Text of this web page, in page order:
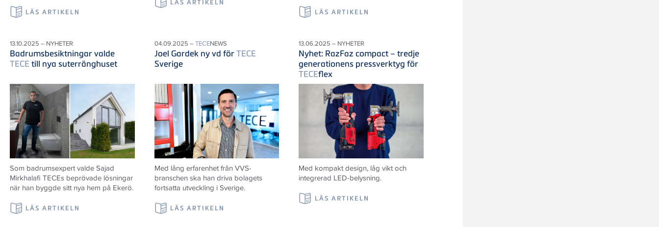
LÄS ARTIKELN
LÄS ARTIKELN
LÄS ARTIKELN
13.10.2025 – NYHETER
Badrumsbesiktningar valde
TECE till nya suterränghuset
Som badrumsexpert valde Sajad
Mirkhalafi TECEs beprövade lösningar
när han byggde sitt nya hem på Ekerö.
LÄS ARTIKELN
04.09.2025 –TECENEWS
Joel Gardek ny vd förTECE
Sverige
Med lång erfarenhet från VVS-
branschen ska han driva bolagets
fortsatta utveckling i Sverige.
LÄS ARTIKELN
13.06.2025 – NYHETER
Nyhet: RazFaz compact – tredje
generationens pressverktyg för
TECEflex
Med kompakt design, låg vikt och
integrerad LED-belysning.
LÄS ARTIKELN